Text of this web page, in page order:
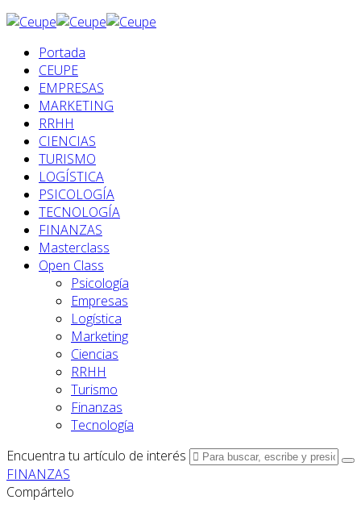
Portada
CEUPE
EMPRESAS
MARKETING
RRHH
CIENCIAS
TURISMO
LOGÍSTICA
PSICOLOGÍA
TECNOLOGÍA
FINANZAS
Masterclass
Open Class
Psicología
Empresas
Logística
Marketing
Ciencias
RRHH
Turismo
Finanzas
Tecnología
Encuentra tu artículo de interés
FINANZAS
Compártelo